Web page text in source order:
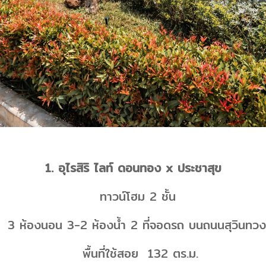
1. อุไรสิริ ไลท์ ดอนทอง x ประชาสุข
ทาวน์โฮม 2 ชั้น
ห้องนอน 3-2 ห้องน้ำ 2 ที่จอดรถ บนถนนสุวินทว
พื้นที่ใช้สอย 132 ตร.ม.